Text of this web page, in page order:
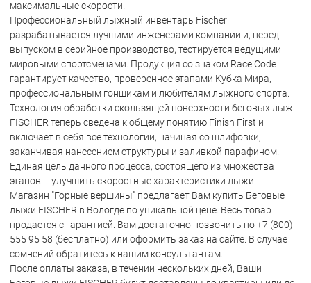
максимальные скорости.
Профессиональный лыжный инвентарь Fischer
разрабатывается лучшими инженерами компании и, перед
выпуском в серийное производство, тестируется ведущими
мировыми спортсменами. Продукция со знаком Race Code
гарантирует качество, проверенное этапами Кубка Мира,
профессиональным гонщикам и любителям лыжного спорта.
Технология обработки скользящей поверхности беговых лыж
FISCHER теперь сведена к общему понятию Finish First и
включает в себя все технологии, начиная со шлифовки,
заканчивая нанесением структуры и заливкой парафином.
Единая цель данного процесса, состоящего из множества
этапов – улучшить скоростные характеристики лыжи.
Магазин "Горные вершины" предлагает Вам купить Беговые
лыжи FISCHER в Вологде по уникальной цене. Весь товар
продается с гарантией. Вам достаточно позвонить по +7 (800)
555 95 58 (бесплатно) или оформить заказ на сайте. В случае
сомнений обратитесь к нашим консультантам.
После оплаты заказа, в течении нескольких дней, Ваши